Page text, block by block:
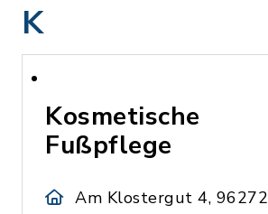
K
Kosmetische
Fußpflege
Am Klostergut 4, 96272